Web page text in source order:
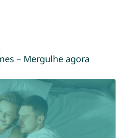
– Mergulhe agora